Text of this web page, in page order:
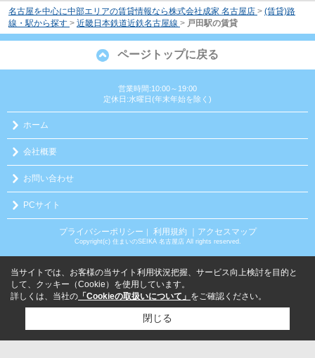
名古屋を中心に中部エリアの賃貸情報なら株式会社成家 名古屋店 > (賃貸)路
線・駅から探す > 近畿日本鉄道近鉄名古屋線 > 戸田駅の賃貸
ページトップに戻る
営業時間:10:00～19:00
定休日:水曜日(年末年始を除く)
ホーム
会社概要
お問い合わせ
PCサイト
プライバシーポリシー ｜ 利用規約 ｜アクセスマップ
Copyright(c) 住まいのSEIKA 名古屋店 All rights reserved.
当サイトでは、お客様の当サイト利用状況把握、サービス向上検討を目的と
して、クッキー（Cookie）を使用しています。
詳しくは、当社の 「Cookieの取扱いについて」 をご確認ください。
閉じる